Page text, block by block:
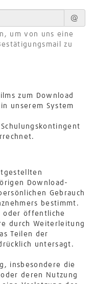
@
um von uns eine
zu
zum Download
unserem System
Download-
Gebrauch
bestimmt.
oder öffentliche
durch Weiterleitung
Teilen der
untersagt.
insbesondere die
deren Nutzung